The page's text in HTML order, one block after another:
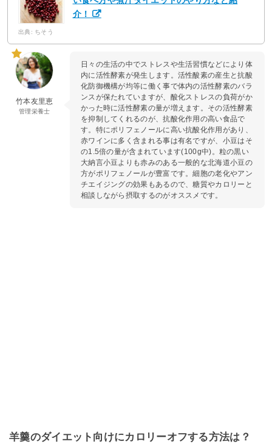
介！
出典: ちそう
竹本友里恵
管理栄養士
日々の生活の中でストレスや生活習慣などにより体
内に活性酵素が発生します。活性酸素の産生と抗酸
化防御機構が均等に働く事で体内の活性酵素のバラ
ンスが保たれていますが、酸化ストレスの負荷がか
かった時に活性酵素の量が増えます。その活性酵素
を抑制してくれるのが、抗酸化作用の高い食品で
す。特にポリフェノールに高い抗酸化作用があり、
赤ワインに多く含まれる事は有名ですが、小豆はそ
の1.5倍の量が含まれています(100g中)。粒の黒い
大納言小豆よりも赤みのある一般的な北海道小豆の
方がポリフェノールが豊富です。細胞の老化やアン
チエイジングの効果もあるので、糖質やカロリーと
相談しながら摂取するのがオススメです。
羊羹のダイエット向けにカロリーオフする方法は？